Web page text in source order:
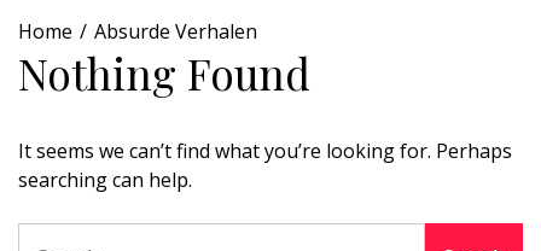
Home Absurde Verhalen
Nothing Found
It seems we can’t find what you’re looking for. Perhaps
searching can help.